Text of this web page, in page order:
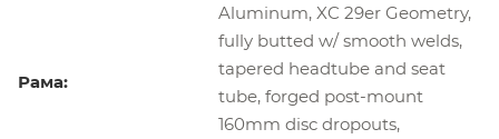
Рама:
Aluminum, XC 29er Geometry,
fully butted w/ smooth welds,
tapered headtube and seat
tube, forged post-mount
160mm disc dropouts,